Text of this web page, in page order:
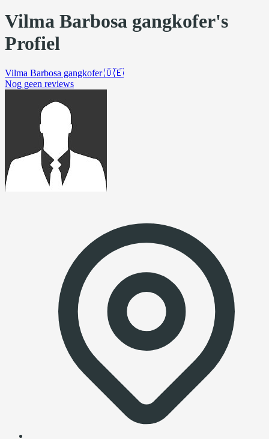
Vilma Barbosa gangkofer's
Profiel
Vilma Barbosa gangkofer🇩🇪
Nog geen reviews